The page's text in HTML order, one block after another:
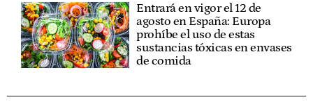
Entrará en vigor el 12 de
agosto en España: Europa
prohíbe el uso de estas
sustancias tóxicas en envases
de comida